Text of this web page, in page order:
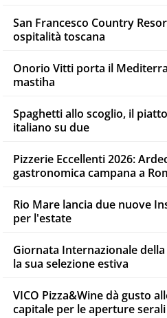
San Francesco Country
ospitalità toscana
Onorio Vitti porta il
mastiha
Spaghetti allo scoglio, il
italiano su due
Pizzerie Eccellenti 2026:
gastronomica campana a
Rio Mare lancia due nuove
per l'estate
Giornata Internazionale
la sua selezione estiva
VICO Pizza&Wine dà gusto
capitale per le aperture